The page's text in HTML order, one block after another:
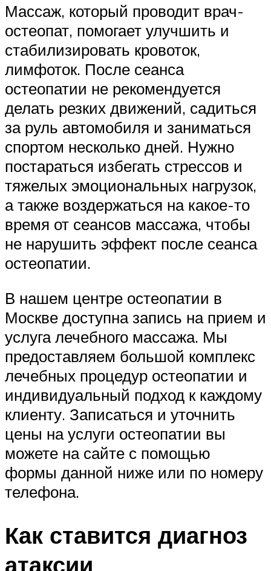
Массаж, который проводит врач-
остеопат, помогает улучшить и
стабилизировать кровоток,
лимфоток. После сеанса
остеопатии не рекомендуется
делать резких движений, садиться
за руль автомобиля и заниматься
спортом несколько дней. Нужно
постараться избегать стрессов и
тяжелых эмоциональных нагрузок,
а также воздержаться на какое-то
время от сеансов массажа, чтобы
не нарушить эффект после сеанса
остеопатии.
В нашем центре остеопатии в
Москве доступна запись на прием и
услуга лечебного массажа. Мы
предоставляем большой комплекс
лечебных процедур остеопатии и
индивидуальный подход к каждому
клиенту. Записаться и уточнить
цены на услуги остеопатии вы
можете на сайте с помощью
формы данной ниже или по номеру
телефона.
Как ставится диагноз
атаксии